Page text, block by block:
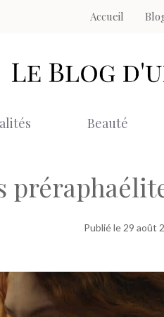
Accueil
Beauté
Publié le 29 août